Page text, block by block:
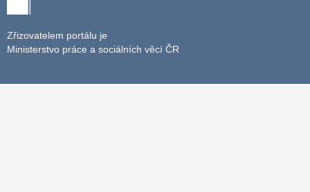
Zřizovatelem portálu je
Ministerstvo práce a sociálních věcí ČR